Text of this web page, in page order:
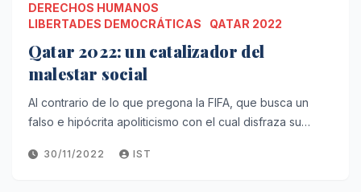
DERECHOS HUMANOS
LIBERTADES DEMOCRÁTICAS
QATAR 2022
Qatar 2022: un catalizador del
malestar social
Al contrario de lo que pregona la FIFA, que busca un
falso e hipócrita apoliticismo con el cual disfraza su…
30/11/2022 IST